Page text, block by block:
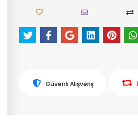
Güvenli Alışveriş